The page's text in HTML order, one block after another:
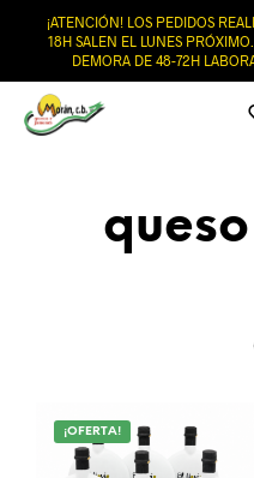
¡ATENCIÓN! LOS PEDIDOS
18H SALEN EL LUNES
DEMORA DE 48-72H
¡OFERTA!